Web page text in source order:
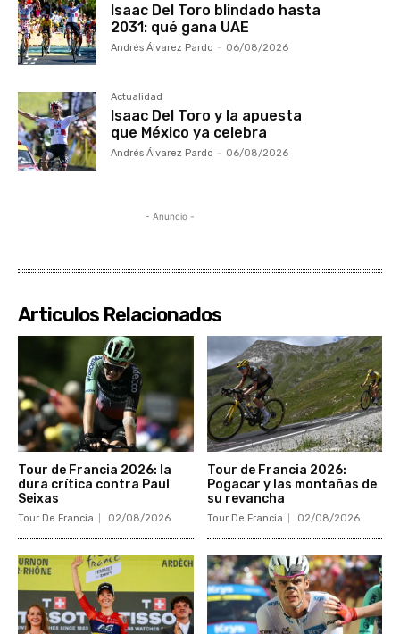
Isaac Del Toro blindado hasta
2031: qué gana UAE
Andrés Álvarez Pardo - 06/08/2026
Actualidad
Isaac Del Toro y la apuesta
que México ya celebra
Andrés Álvarez Pardo - 06/08/2026
- Anuncio -
Articulos Relacionados
Tour de Francia 2026: la
dura crítica contra Paul
Seixas
Tour De Francia 02/08/2026
Tour de Francia 2026:
Pogacar y las montañas de
su revancha
Tour De Francia 02/08/2026